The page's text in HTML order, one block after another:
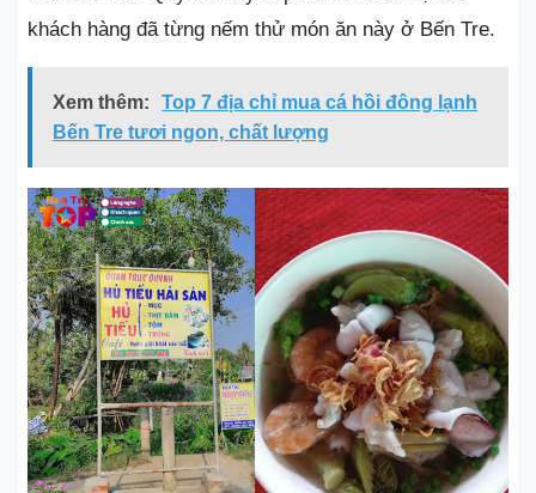
khách hàng đã từng nếm thử món ăn này ở Bến Tre.
Xem thêm:
Top 7 địa chỉ mua cá hồi đông lạnh
Bến Tre tươi ngon, chất lượng